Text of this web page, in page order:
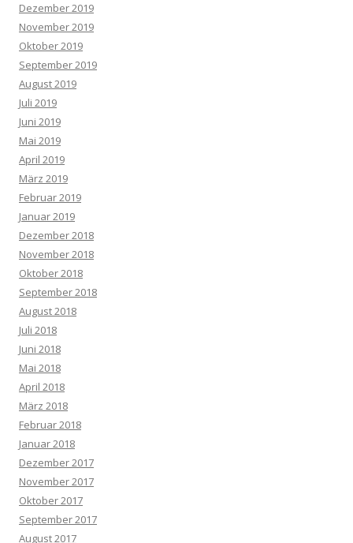
Dezember 2019
November 2019
Oktober 2019
September 2019
August 2019
Juli 2019
Juni 2019
Mai 2019
April 2019
März 2019
Februar 2019
Januar 2019
Dezember 2018
November 2018
Oktober 2018
September 2018
August 2018
Juli 2018
Juni 2018
Mai 2018
April 2018
März 2018
Februar 2018
Januar 2018
Dezember 2017
November 2017
Oktober 2017
September 2017
August 2017